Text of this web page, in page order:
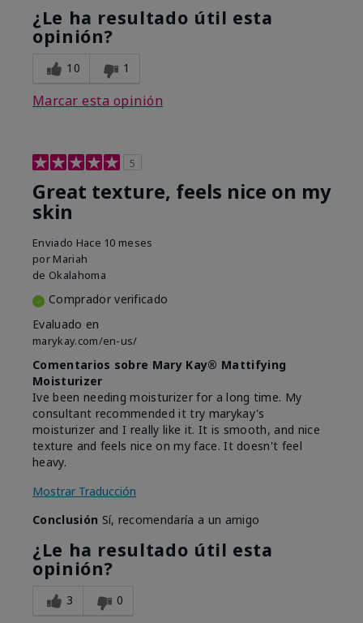
¿Le ha resultado útil esta
opinión?
10 1
Marcar esta opinión
5
Great texture, feels nice on my
skin
Enviado Hace 10 meses
por Mariah
de Okalahoma
Comprador verificado
Evaluado en
marykay.com/en-us/
Comentarios sobre Mary Kay® Mattifying
Moisturizer
Ive been needing moisturizer for a long time. My
consultant recommended it try marykay's
moisturizer and I really like it. It is smooth, and nice
texture and feels nice on my face. It doesn't feel
heavy.
Mostrar Traducción
Conclusión Sí, recomendaría a un amigo
¿Le ha resultado útil esta
opinión?
3 0